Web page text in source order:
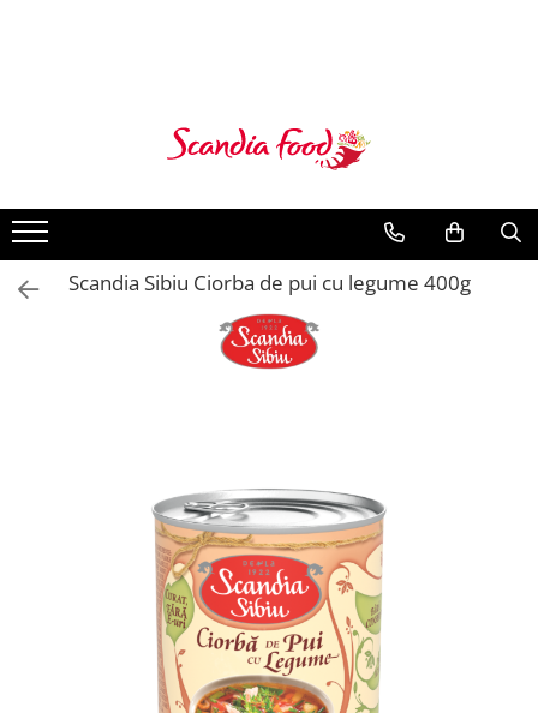
Scandia Sibiu Ciorba de pui cu legume 400g